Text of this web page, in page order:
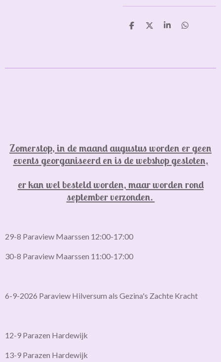
D
D
S
D
Zomerstop, in de maand augustus worden er geen
events georganiseerd en is de webshop gesloten,
er kan wel besteld worden, maar worden rond
september verzonden.
29-8 Paraview Maarssen 12:00-17:00
30-8 Paraview Maarssen 11:00-17:00
6-9-2026 Paraview Hilversum als Gezina's Zachte Kracht
12-9 Parazen Hardewijk
13-9 Parazen Hardewijk